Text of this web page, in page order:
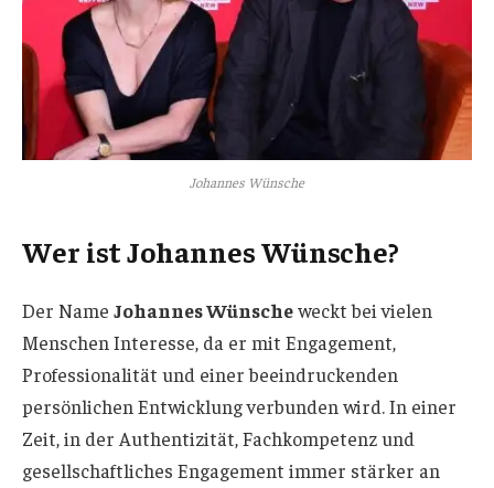
Johannes Wünsche
Wer ist Johannes Wünsche?
Der Name Johannes Wünscheweckt bei vielen
Menschen Interesse, da er mit Engagement,
Professionalität und einer beeindruckenden
persönlichen Entwicklung verbunden wird. In einer
Zeit, in der Authentizität, Fachkompetenz und
gesellschaftliches Engagement immer stärker an